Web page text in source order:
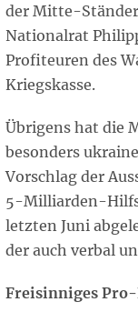
der Mitte-
Nationalrat
Profiteuren des
Kriegskasse.
Übrigens hat die
besonders
Vorschlag der
5-Milliarden-
letzten Juni
der auch verbal
Freisinniges